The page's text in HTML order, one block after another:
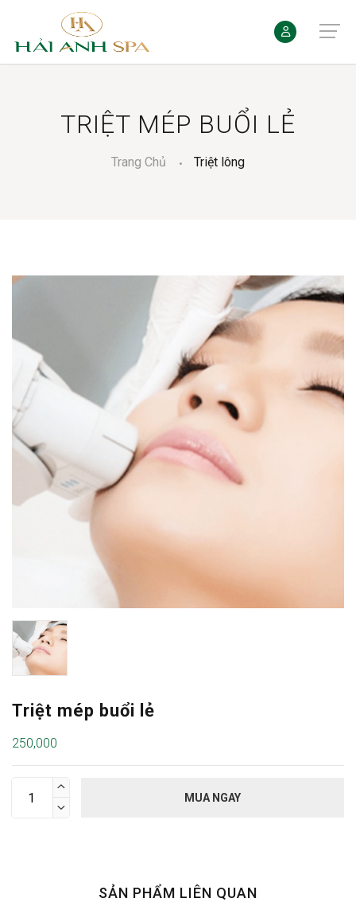
TRIỆT MÉP BUỔI LẺ
Trang Chủ Triệt lông
Triệt mép buổi lẻ
250,000


MUA NGAY
SẢN PHẨM LIÊN QUAN